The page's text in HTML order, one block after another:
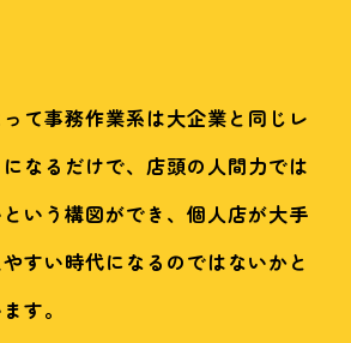
て事務作業系は大企業と同じレ
なるだけで、店頭の人間力では
いう構図ができ、個人店が大手
すい時代になるのではないかと
す。